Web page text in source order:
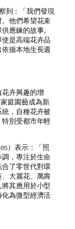
到：「我們發現
他們希望花束
應鍊的故事。
是高端花卉品
循本地生長週
卉興趣的增
庭園藝成為新
，自種花卉被
別受都市年輕
）表示：「照
，專注於生命
了零世代對環
大麗花、萬壽
其應用於小型
為微型經濟活